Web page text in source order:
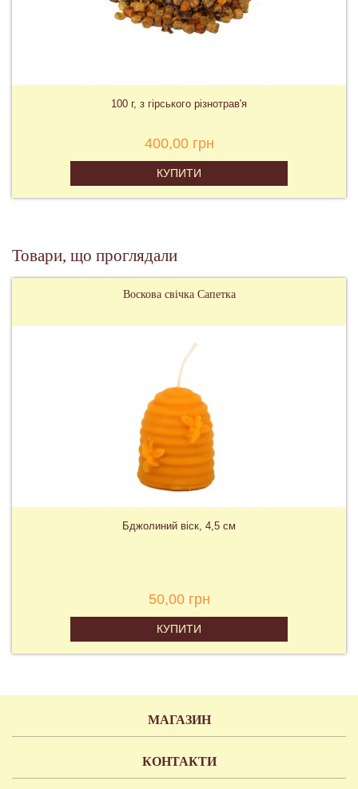
100 г, з гірського різнотрав'я
400,00 грн
КУПИТИ
Товари, що проглядали
Воскова свічка Сапетка
Бджолиний віск, 4,5 см
50,00 грн
КУПИТИ
МАГАЗИН
КОНТАКТИ